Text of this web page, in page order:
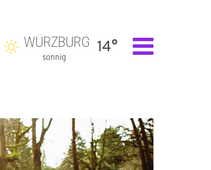
WÜRZBURG
sonnig
14°